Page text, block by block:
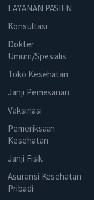
LAYANAN PASIEN
Konsultasi
Dokter
Umum/Spesialis
Toko Kesehatan
Janji Pemesanan
Vaksinasi
Pemeriksaan
Kesehatan
Janji Fisik
Asuransi Kesehatan
Pribadi